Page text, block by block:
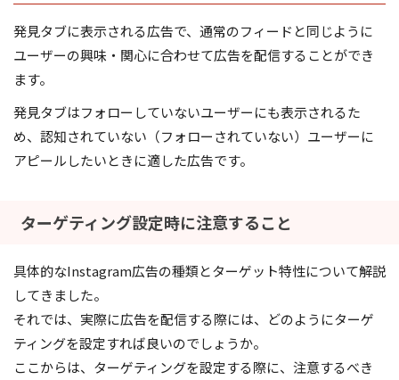
発見タブに表示される広告で、通常のフィードと同じように
ユーザーの興味・関心に合わせて広告を配信することができ
ます。
発見タブはフォローしていないユーザーにも表示されるた
め、認知されていない（フォローされていない）ユーザーに
アピールしたいときに適した広告です。
ターゲティング設定時に注意すること
具体的なInstagram広告の種類とターゲット特性について解説
してきました。
それでは、実際に広告を配信する際には、どのようにターゲ
ティングを設定すれば良いのでしょうか。
ここからは、ターゲティングを設定する際に、注意するべき